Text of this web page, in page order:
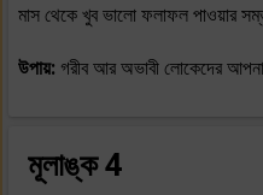
মাস থেকে খুব ভালো ফলাফল পাওয়ার
উপায়: গরীব আর অভাবী লোকেদের
মূলাঙ্ক 4